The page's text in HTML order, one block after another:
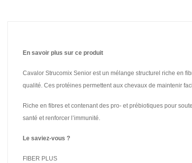
En savoir plus sur ce produit
Cavalor Strucomix Senior est un mélange structurel riche en
qualité. Ces protéines permettent aux chevaux de maintenir
Riche en fibres et contenant des pro- et prébiotiques pour
santé et renforcer l’immunité.
Le saviez-vous ?
FIBER PLUS